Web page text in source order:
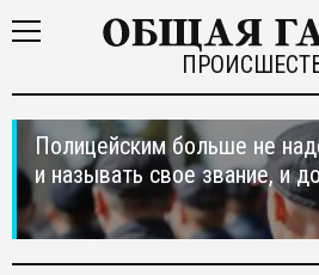
Полицейским больше не
и называть свое звание, и